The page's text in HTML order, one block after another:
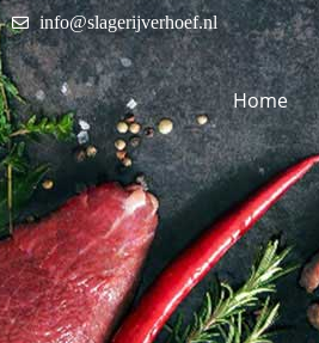
info@slagerijverhoef.nl
Home